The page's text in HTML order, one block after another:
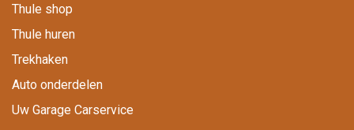
Thule shop
Thule huren
Trekhaken
Auto onderdelen
Uw Garage Carservice